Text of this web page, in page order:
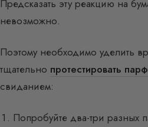
Предсказать эту реакцию на
невозможно.
Поэтому необходимо уделить
тщательно протестировать
свиданием:
Попробуйте два-три разных